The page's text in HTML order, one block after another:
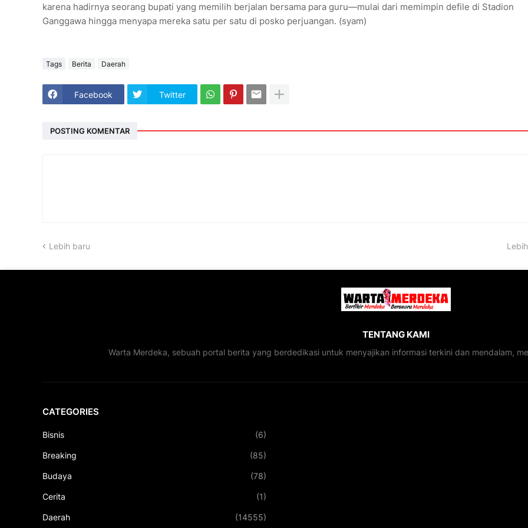
karena hadirnya seorang bupati yang memilih berjalan bersama para guru—mulai dari memimpin defile di Stadion
Ganggawa hingga menyapa mereka satu per satu di posko perjuangan. (syam)
Tags Berita Daerah
Facebook Twitter
POSTING KOMENTAR
Lebih baru
TENTANG KAMI
Warta Merdeka, sebuah portal berita yang berdedikasi untuk menyajikan informasi terkini dan mendalam,
CATEGORIES
Bisnis (6)
Breaking (85)
Budaya (78)
Cerita (1)
Daerah (14555)